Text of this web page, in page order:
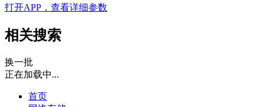
打开APP，查看详细参数
相关搜索
换一批
正在加载中...
首页